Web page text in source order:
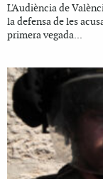
L'Audiència de
la defensa de les
primera vegada...